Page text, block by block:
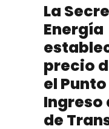
La
Energía
precio
el
Ingreso
de